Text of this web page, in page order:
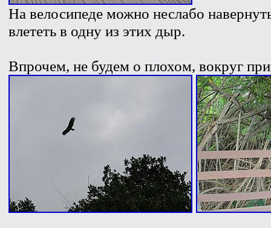
На велосипеде можно неслабо
влететь в одну из этих дыр.
Впрочем, не будем о плохом, вокруг